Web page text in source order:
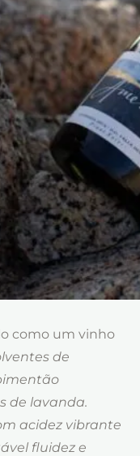
como um vinho
de
de lavanda.
acidez vibrante
fluidez e